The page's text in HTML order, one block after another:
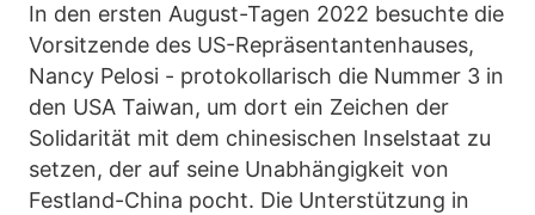
In den ersten August-Tagen 2022 besuchte die
Vorsitzende des US-Repräsentantenhauses,
Nancy Pelosi - protokollarisch die Nummer 3 in
den USA Taiwan, um dort ein Zeichen der
Solidarität mit dem chinesischen Inselstaat zu
setzen, der auf seine Unabhängigkeit von
Festland-China pocht. Die Unterstützung in